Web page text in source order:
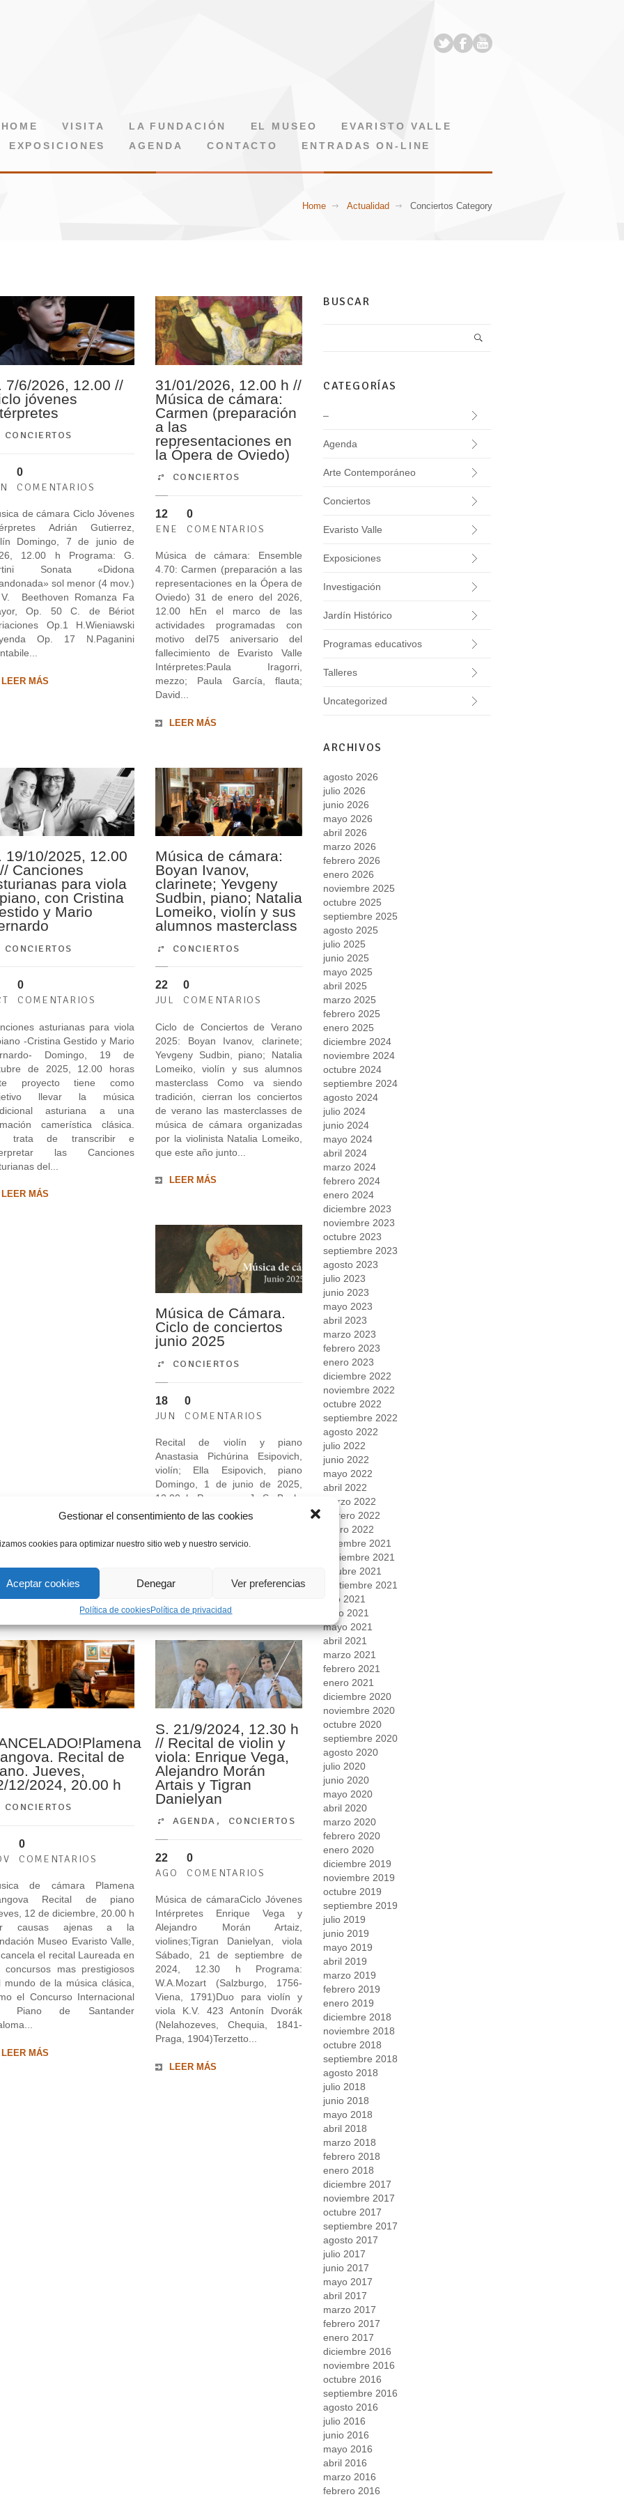
Gestionar el consentimiento de las cookies
cookies para optimizar nuestro sitio web y nuestro servicio.
Aceptar cookies Denegar Ver preferencias
Política de cookiesPolítica de privacidad
HOME VISITA LA FUNDACIÓN EL MUSEO
EVARISTO VALLE
EXPOSICIONES
AGENDA CONTACTO ENTRADAS ON-LINE
Home Actualidad Conciertos Category
7/6/2026, 12.00 //
jóvenes
CONCIERTOS
0
COMENTARIOS
de cámara Ciclo Jóvenes
Adrián Gutierrez,
Domingo, 7 de junio de
12.00 h Programa: G.
Sonata «Didona
sol menor (4 mov.)
Beethoven Romanza Fa
Op. 50 C. de Bériot
Op.1 H.Wieniawski
Op. 17 N.Paganini
LEER MÁS
31/01/2026, 12.00 h //
Música de cámara:
Carmen (preparación
a las
representaciones en
la Ópera de Oviedo)
CONCIERTOS
12
ENE
0
COMENTARIOS
Música de cámara: Ensemble
4.70: Carmen (preparación a las
representaciones en la Ópera de
Oviedo) 31 de enero del 2026,
12.00 hEn el marco de las
actividades programadas con
motivo del75 aniversario del
fallecimiento de Evaristo Valle
Intérpretes:Paula Iragorri,
mezzo; Paula García, flauta;
David...
LEER MÁS
19/10/2025, 12.00
Canciones
para viola
con Cristina
y Mario
CONCIERTOS
0
COMENTARIOS
asturianas para viola
-Cristina Gestido y Mario
Domingo, 19 de
de 2025, 12.00 horas
proyecto tiene como
llevar la música
asturiana a una
camerística clásica.
trata de transcribir e
las Canciones
del...
LEER MÁS
Música de cámara:
Boyan Ivanov,
clarinete; Yevgeny
Sudbin, piano; Natalia
Lomeiko, violín y sus
alumnos masterclass
CONCIERTOS
22
JUL
0
COMENTARIOS
Ciclo de Conciertos de Verano
2025: Boyan Ivanov, clarinete;
Yevgeny Sudbin, piano; Natalia
Lomeiko, violín y sus alumnos
masterclass Como va siendo
tradición, cierran los conciertos
de verano las masterclasses de
música de cámara organizadas
por la violinista Natalia Lomeiko,
que este año junto...
LEER MÁS
Música de Cámara.
Ciclo de conciertos
junio 2025
CONCIERTOS
18
JUN
0
COMENTARIOS
Recital de violín y piano
Anastasia Pichúrina Esipovich,
violín; Ella Esipovich, piano
Domingo, 1 de junio de 2025,
12.00 h Programa: J. S. Bach:
Sonata N.º 1 en Sol menor, BWV
Paganini: Capricho N.º 10 en Sol
Recital de
Jueves,
12/2024, 20.00 h
CONCIERTOS
0
COMENTARIOS
de cámara Plamena
Recital de piano
12 de diciembre, 20.00 h
causas ajenas a la
Museo Evaristo Valle,
el recital Laureada en
concursos mas prestigiosos
mundo de la música clásica,
el Concurso Internacional
Piano de Santander
LEER MÁS
S. 21/9/2024, 12.30 h
// Recital de violin y
viola: Enrique Vega,
Alejandro Morán
Artais y Tigran
Danielyan
AGENDA , CONCIERTOS
22
AGO
0
COMENTARIOS
Música de cámaraCiclo Jóvenes
Intérpretes Enrique Vega y
Alejandro Morán Artaiz,
violines;Tigran Danielyan, viola
Sábado, 21 de septiembre de
2024, 12.30 h Programa:
W.A.Mozart (Salzburgo, 1756-
Viena, 1791)Duo para violín y
viola K.V. 423 Antonín Dvorák
(Nelahozeves, Chequia, 1841-
Praga, 1904)Terzetto...
LEER MÁS
BUSCAR
CATEGORÍAS
–
Agenda
Arte Contemporáneo
Conciertos
Evaristo Valle
Exposiciones
Investigación
Jardín Histórico
Programas educativos
Talleres
Uncategorized
ARCHIVOS
agosto 2026
julio 2026
junio 2026
mayo 2026
abril 2026
marzo 2026
febrero 2026
enero 2026
noviembre 2025
octubre 2025
septiembre 2025
agosto 2025
julio 2025
junio 2025
mayo 2025
abril 2025
marzo 2025
febrero 2025
enero 2025
diciembre 2024
noviembre 2024
octubre 2024
septiembre 2024
agosto 2024
julio 2024
junio 2024
mayo 2024
abril 2024
marzo 2024
febrero 2024
enero 2024
diciembre 2023
noviembre 2023
octubre 2023
septiembre 2023
agosto 2023
julio 2023
junio 2023
mayo 2023
abril 2023
marzo 2023
febrero 2023
enero 2023
diciembre 2022
noviembre 2022
octubre 2022
septiembre 2022
agosto 2022
julio 2022
junio 2022
mayo 2022
abril 2022
marzo 2022
febrero 2022
enero 2022
diciembre 2021
noviembre 2021
octubre 2021
septiembre 2021
julio 2021
junio 2021
mayo 2021
abril 2021
marzo 2021
febrero 2021
enero 2021
diciembre 2020
noviembre 2020
octubre 2020
septiembre 2020
agosto 2020
julio 2020
junio 2020
mayo 2020
abril 2020
marzo 2020
febrero 2020
enero 2020
diciembre 2019
noviembre 2019
octubre 2019
septiembre 2019
julio 2019
junio 2019
mayo 2019
abril 2019
marzo 2019
febrero 2019
enero 2019
diciembre 2018
noviembre 2018
octubre 2018
septiembre 2018
agosto 2018
julio 2018
junio 2018
mayo 2018
abril 2018
marzo 2018
febrero 2018
enero 2018
diciembre 2017
noviembre 2017
octubre 2017
septiembre 2017
agosto 2017
julio 2017
junio 2017
mayo 2017
abril 2017
marzo 2017
febrero 2017
enero 2017
diciembre 2016
noviembre 2016
octubre 2016
septiembre 2016
agosto 2016
julio 2016
junio 2016
mayo 2016
abril 2016
marzo 2016
febrero 2016